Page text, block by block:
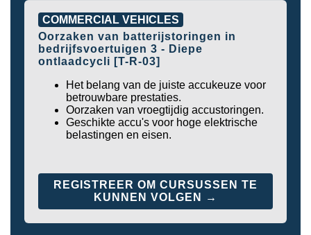
COMMERCIAL VEHICLES
Oorzaken van batterijstoringen in
bedrijfsvoertuigen 3 - Diepe
ontlaadcycli [T-R-03]
Het belang van de juiste accukeuze voor
betrouwbare prestaties.
Oorzaken van vroegtijdig accustoringen.
Geschikte accu's voor hoge elektrische
belastingen en eisen.
REGISTREER OM CURSUSSEN TE
KUNNEN VOLGEN →